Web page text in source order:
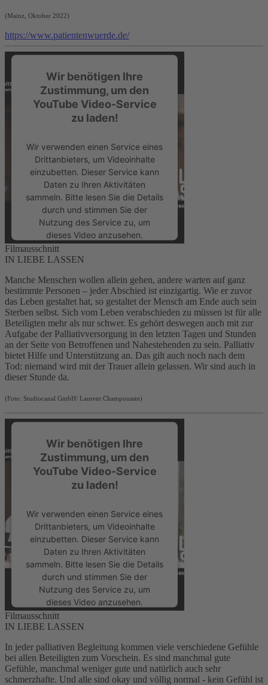
(Mainz, Oktober 2022)
https://www.patientenwuerde.de/
Wir benötigen Ihre
Zustimmung, um den
YouTube Video-Service
zu laden!
Wir verwenden einen Service eines
Drittanbieters, um Videoinhalte
einzubetten. Dieser Service kann
Daten zu Ihren Aktivitäten
sammeln. Bitte lesen Sie die Details
durch und stimmen Sie der
Nutzung des Service zu, um
dieses Video anzusehen.
Mehr Informationen
Akzeptieren
powered byUsercentrics Consent
Management Platform&eRecht24
Filmausschnitt
IN LIEBE LASSEN
Manche Menschen wollen allein gehen, andere warten auf ganz
bestimmte Personen – jeder Abschied ist einzigartig. Wie er zuvor
das Leben gestaltet hat, so gestaltet der Mensch am Ende auch sein
Sterben selbst. Sich vom Leben verabschieden zu müssen ist für alle
Beteiligten mehr als nur schwer. Es gehört deswegen auch mit zur
Aufgabe der Palliativversorgung in den letzten Tagen und Stunden
an der Seite von Betroffenen und Nahestehenden zu sein. Palliativ
bietet Hilfe und Unterstützung an. Das gilt auch noch nach dem
Tod: niemand wird mit der Trauer allein gelassen. Wir sind auch in
dieser Stunde da.
(Foto: Studiocanal GmbH/ Laurent Champoussin)
Wir benötigen Ihre
Zustimmung, um den
YouTube Video-Service
zu laden!
Wir verwenden einen Service eines
Drittanbieters, um Videoinhalte
einzubetten. Dieser Service kann
Daten zu Ihren Aktivitäten
sammeln. Bitte lesen Sie die Details
durch und stimmen Sie der
Nutzung des Service zu, um
dieses Video anzusehen.
Mehr Informationen
Akzeptieren
Filmausschnitt
IN LIEBE LASSEN
In jeder palliativen Begleitung kommen viele verschiedene Gefühle
bei allen Beteiligten zum Vorschein. Es sind manchmal gute
Gefühle, manchmal weniger gute und natürlich auch sehr
schmerzhafte. Und alle sind okay und völlig normal - kein Gefühl ist